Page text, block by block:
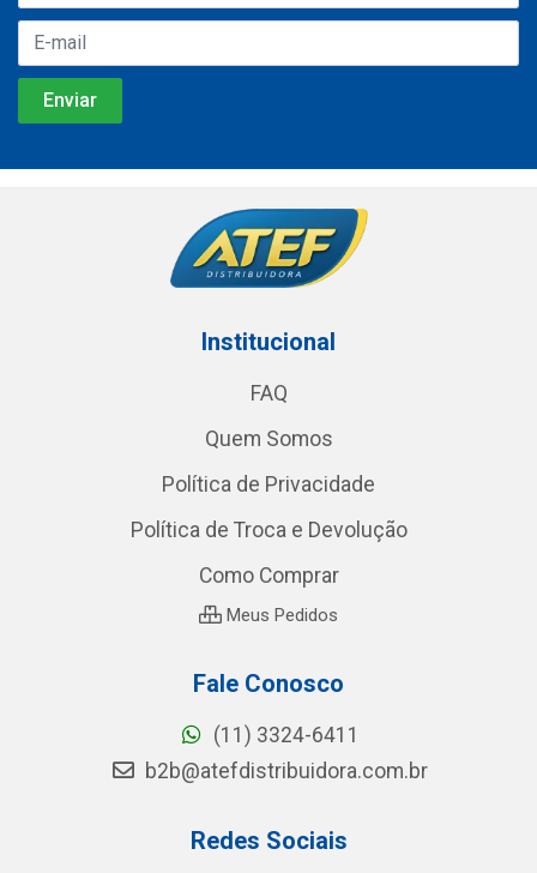
Institucional
FAQ
Quem Somos
Política de Privacidade
Política de Troca e Devolução
Como Comprar
Meus Pedidos
Fale Conosco
(11) 3324-6411
b2b@atefdistribuidora.com.br
Redes Sociais